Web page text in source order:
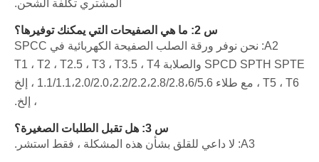
المشتري تكلفة الشحن.
س 2: ما هي الصفيحات التي يمكنك توفيرها؟
A2: نحن نوفر ورقة الصلب الصفيحة الكهربائية في SPCC
SPCD SPTH SPTE والصلابة T1 ، T2 ، T2.5 ، T3 ، T3.5 ، T4
، T5 ، T6 مع طلاء 1.1/1.1،2.0/2.0،2.2/2.2،2.8/2.8،6/5.6 ، إلخ
، إلخ.
س 3: هل تقبل الطلبات الصغيرة؟
A3: لا داعي للقلق بشأن هذه المشكلة ، فقط استشر.